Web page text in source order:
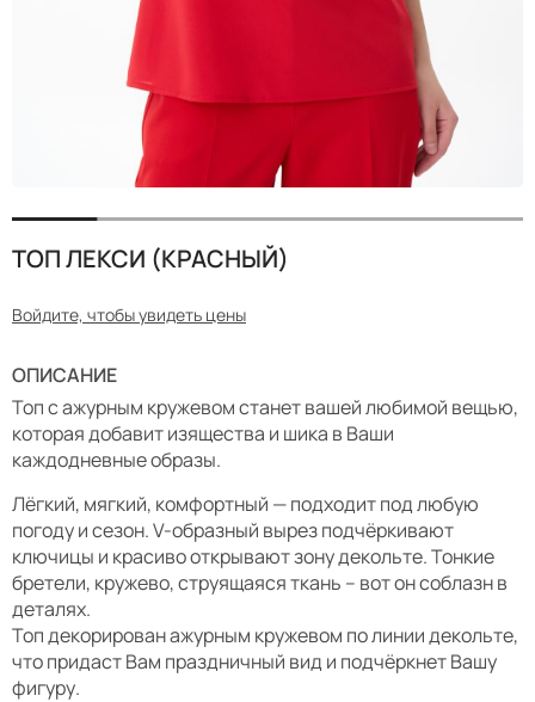
ТОП ЛЕКСИ (КРАСНЫЙ)
Войдите, чтобы увидеть цены
ОПИСАНИЕ
Топ с ажурным кружевом станет вашей любимой вещью,
которая добавит изящества и шика в Ваши
каждодневные образы.
Лёгкий, мягкий, комфортный — подходит под любую
погоду и сезон. V-образный вырез подчёркивают
ключицы и красиво открывают зону декольте. Тонкие
бретели, кружево, струящаяся ткань – вот он соблазн в
деталях.
Топ декорирован ажурным кружевом по линии декольте,
что придаст Вам праздничный вид и подчёркнет Вашу
фигуру.